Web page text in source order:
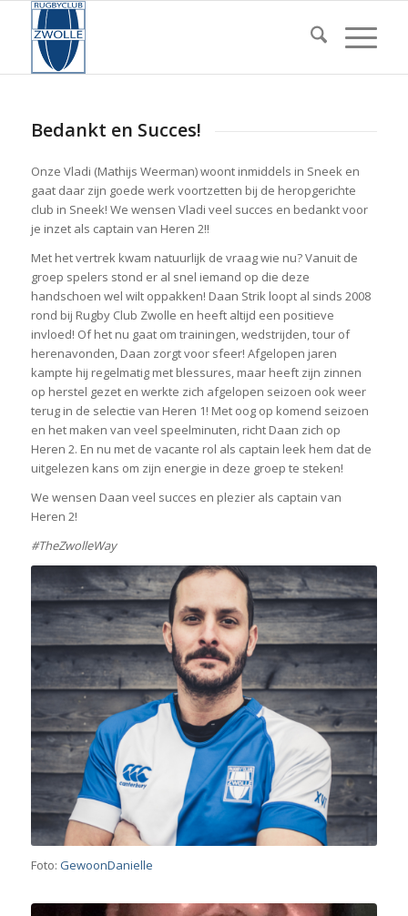
Bedankt en Succes!
Onze Vladi (Mathijs Weerman) woont inmiddels in Sneek en
gaat daar zijn goede werk voortzetten bij de heropgerichte
club in Sneek! We wensen Vladi veel succes en bedankt voor
je inzet als captain van Heren 2!!
Met het vertrek kwam natuurlijk de vraag wie nu? Vanuit de
groep spelers stond er al snel iemand op die deze
handschoen wel wilt oppakken! Daan Strik loopt al sinds 2008
rond bij Rugby Club Zwolle en heeft altijd een positieve
invloed! Of het nu gaat om trainingen, wedstrijden, tour of
herenavonden, Daan zorgt voor sfeer! Afgelopen jaren
kampte hij regelmatig met blessures, maar heeft zijn zinnen
op herstel gezet en werkte zich afgelopen seizoen ook weer
terug in de selectie van Heren 1! Met oog op komend seizoen
en het maken van veel speelminuten, richt Daan zich op
Heren 2. En nu met de vacante rol als captain leek hem dat de
uitgelezen kans om zijn energie in deze groep te steken!
We wensen Daan veel succes en plezier als captain van
Heren 2!
#TheZwolleWay
Foto: GewoonDanielle